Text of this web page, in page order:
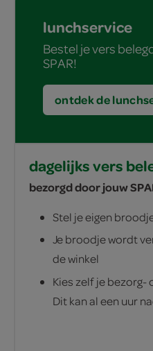
lunchservice
Bestel je vers
SPAR!
ontdek de
dagelijks vers
bezorgd door jouw
Stel je eigen
Je broodje wordt
de winkel
Kies zelf je
Dit kan al een uur